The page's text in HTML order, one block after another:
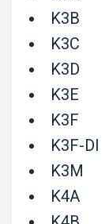
K3B
K3C
K3D
K3E
K3F
K3F-DI
K3M
K4A